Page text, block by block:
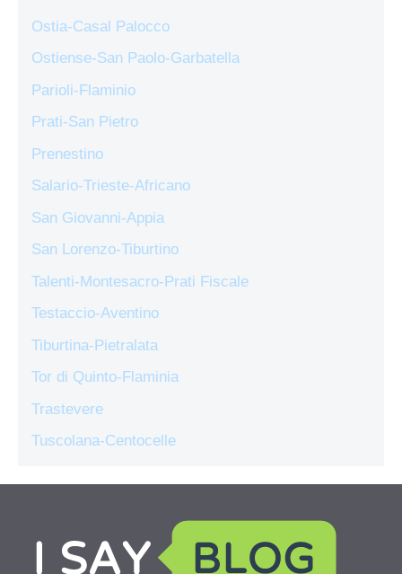
Ostia-Casal Palocco
Ostiense-San Paolo-Garbatella
Parioli-Flaminio
Prati-San Pietro
Prenestino
Salario-Trieste-Africano
San Giovanni-Appia
San Lorenzo-Tiburtino
Talenti-Montesacro-Prati Fiscale
Testaccio-Aventino
Tiburtina-Pietralata
Tor di Quinto-Flaminia
Trastevere
Tuscolana-Centocelle